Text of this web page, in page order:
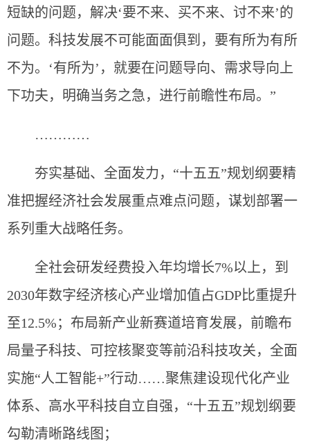
短缺的问题，解决‘要不来、买不来、讨不来’的
问题。科技发展不可能面面俱到，要有所为有所
不为。‘有所为’，就要在问题导向、需求导向上
下功夫，明确当务之急，进行前瞻性布局。”
…………
夯实基础、全面发力，“十五五”规划纲要精
准把握经济社会发展重点难点问题，谋划部署一
系列重大战略任务。
全社会研发经费投入年均增长7%以上，到
2030年数字经济核心产业增加值占GDP比重提升
至12.5%；布局新产业新赛道培育发展，前瞻布
局量子科技、可控核聚变等前沿科技攻关，全面
实施“人工智能+”行动……聚焦建设现代化产业
体系、高水平科技自立自强，“十五五”规划纲要
勾勒清晰路线图；